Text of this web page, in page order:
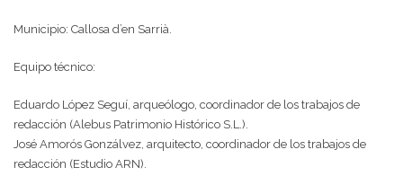
Municipio: Callosa d’en Sarrià.
Equipo técnico:
Eduardo López Seguí, arqueólogo, coordinador de los trabajos de
redacción (Alebus Patrimonio Histórico S.L.).
José Amorós Gonzálvez, arquitecto, coordinador de los trabajos de
redacción (Estudio ARN).